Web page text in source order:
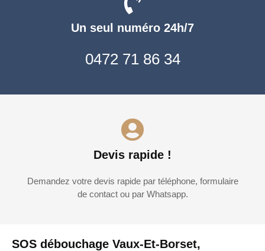
SOS débouchage Vaux-Et-Borset,
Un seul numéro 24h/7
0472 71 86 34
Devis rapide !
Demandez votre devis rapide par téléphone, formulaire
de contact ou par Whatsapp.